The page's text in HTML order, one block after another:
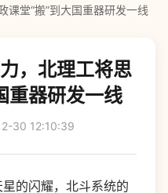
课堂“搬”到大国重器研发一线
，北理工将思
重器研发一线
30 12:10:39
的闪耀，北斗系统的